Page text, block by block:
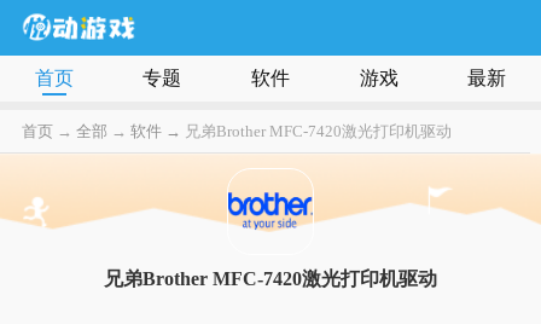
首页 专题 软件 游戏 最新
首页→ 全部 → 软件 → 兄弟Brother MFC-7420激光打印机驱动
兄弟Brother MFC-7420激光打印机驱动